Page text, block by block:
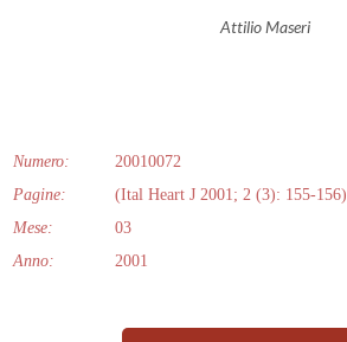
Attilio Maseri
Numero:
20010072
Pagine:
(Ital Heart J 2001; 2 (3): 155-156)
Mese:
03
Anno:
2001